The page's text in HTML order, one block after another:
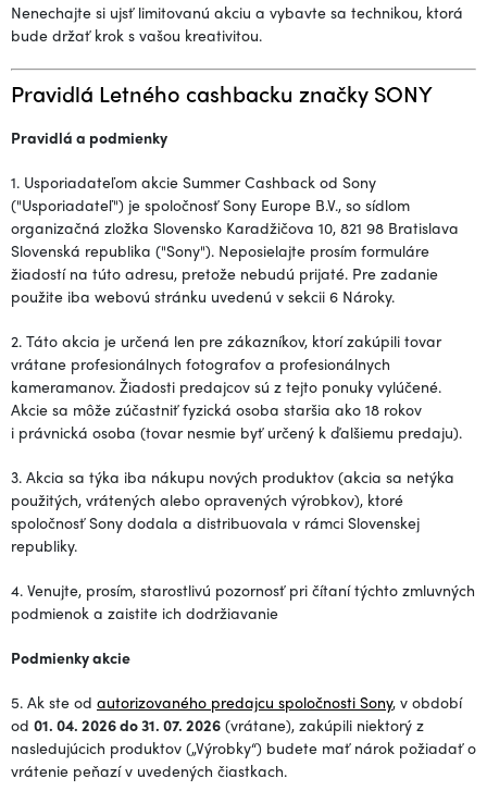
Nenechajte si ujsť limitovanú akciu a vybavte sa technikou, ktorá
bude držať krok s vašou kreativitou.
Pravidlá Letného cashbacku značky SONY
Pravidlá a podmienky
1. Usporiadateľom akcie Summer Cashback od Sony
("Usporiadateľ") je spoločnosť Sony Europe B.V., so sídlom
organizačná zložka Slovensko Karadžičova 10, 821 98 Bratislava
Slovenská republika ("Sony"). Neposielajte prosím formuláre
žiadostí na túto adresu, pretože nebudú prijaté. Pre zadanie
použite iba webovú stránku uvedenú v sekcii 6 Nároky.
2. Táto akcia je určená len pre zákazníkov, ktorí zakúpili tovar
vrátane profesionálnych fotografov a profesionálnych
kameramanov. Žiadosti predajcov sú z tejto ponuky vylúčené.
Akcie sa môže zúčastniť fyzická osoba staršia ako 18 rokov
i právnická osoba (tovar nesmie byť určený k ďalšiemu predaju).
3. Akcia sa týka iba nákupu nových produktov (akcia sa netýka
použitých, vrátených alebo opravených výrobkov), ktoré
spoločnosť Sony dodala a distribuovala v rámci Slovenskej
republiky.
4. Venujte, prosím, starostlivú pozornosť pri čítaní týchto zmluvných
podmienok a zaistite ich dodržiavanie
Podmienky akcie
5. Ak ste od autorizovaného predajcu spoločnosti Sony, v období
od 01. 04. 2026 do 31. 07. 2026 (vrátane), zakúpili niektorý z
nasledujúcich produktov („Výrobky“) budete mať nárok požiadať o
vrátenie peňazí v uvedených čiastkach.